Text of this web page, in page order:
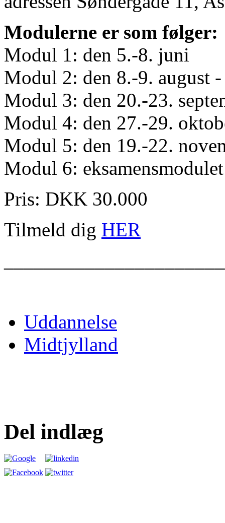
Modulerne er som følger:
Modul 1: den 5.-8. juni
Modul 2: den 8.-9. august
Modul 3: den 20.-23.
Modul 4: den 27.-29.
Modul 5: den 19.-22.
Modul 6:
Pris: DKK 30.000
Tilmeld dig HER
Uddannelse
Midtjylland
Del indlæg